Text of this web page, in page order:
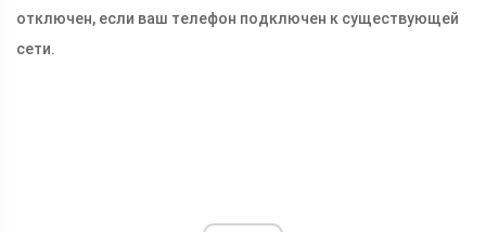
отключен, если ваш телефон подключен к существующей
сети.